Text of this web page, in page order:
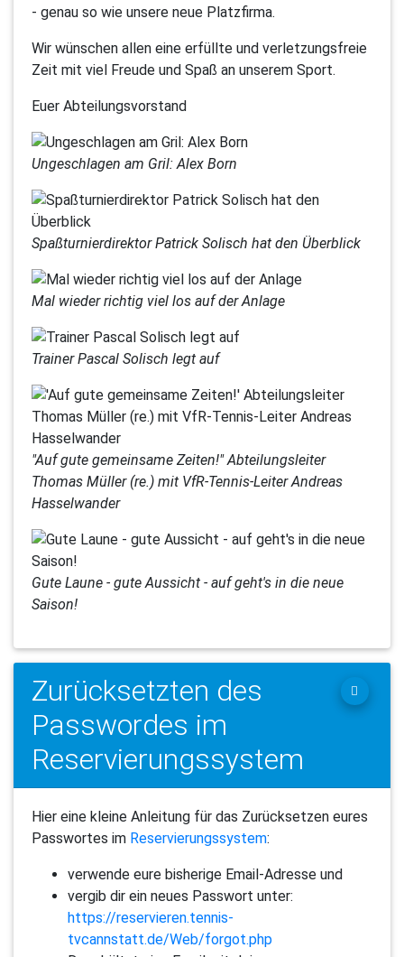
- genau so wie unsere neue Platzfirma.
Wir wünschen allen eine erfüllte und verletzungsfreie
Zeit mit viel Freude und Spaß an unserem Sport.
Euer Abteilungsvorstand
Ungeschlagen am Gril: Alex Born
Spaßturnierdirektor Patrick Solisch hat den Überblick
Mal wieder richtig viel los auf der Anlage
Trainer Pascal Solisch legt auf
"Auf gute gemeinsame Zeiten!" Abteilungsleiter
Thomas Müller (re.) mit VfR-Tennis-Leiter Andreas
Hasselwander
Gute Laune - gute Aussicht - auf geht's in die neue
Saison!
Zurücksetzten des
Passwordes im
Reservierungssystem
Hier eine kleine Anleitung für das Zurücksetzen eures
Passwortes im Reservierungssystem:
verwende eure bisherige Email-Adresse und
vergib dir ein neues Passwort unter:
https://reservieren.tennis-
tvcannstatt.de/Web/forgot.php